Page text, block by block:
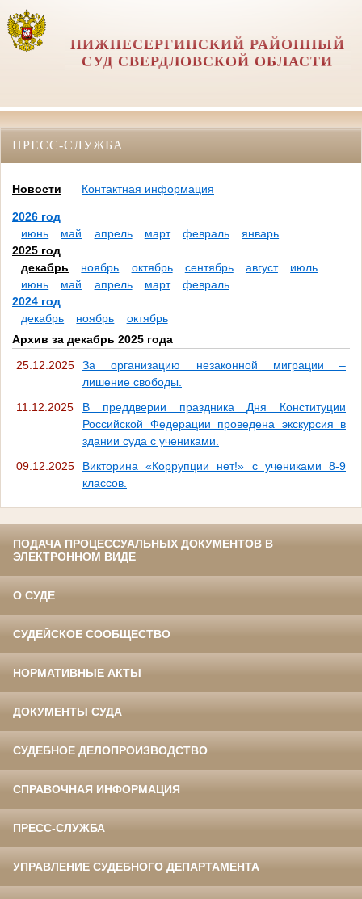
НИЖНЕСЕРГИНСКИЙ РАЙОННЫЙ
СУД СВЕРДЛОВСКОЙ ОБЛАСТИ
ПРЕСС-СЛУЖБА
Новости Контактная информация
2026 год
июнь
май апрель март февраль
январь
2025 год
декабрь
ноябрь октябрь сентябрь август
июль
июнь
май апрель март
февраль
2024 год
декабрь
ноябрь
октябрь
Архив за декабрь 2025 года
25.12.2025
За организацию незаконной миграции –
лишение свободы.
11.12.2025
В преддверии праздника Дня Конституции
Российской Федерации проведена экскурсия в
здании суда с учениками.
09.12.2025
Викторина «Коррупции нет!» с учениками 8-9
классов.
ПОДАЧА ПРОЦЕССУАЛЬНЫХ ДОКУМЕНТОВ В
ЭЛЕКТРОННОМ ВИДЕ
О СУДЕ
СУДЕЙСКОЕ СООБЩЕСТВО
НОРМАТИВНЫЕ АКТЫ
ДОКУМЕНТЫ СУДА
СУДЕБНОЕ ДЕЛОПРОИЗВОДСТВО
СПРАВОЧНАЯ ИНФОРМАЦИЯ
ПРЕСС-СЛУЖБА
УПРАВЛЕНИЕ СУДЕБНОГО ДЕПАРТАМЕНТА